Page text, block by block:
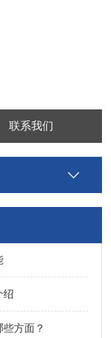
联系我们
绍
方面？